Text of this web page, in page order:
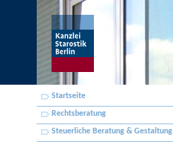
Startseite
Rechtsberatung
Steuerliche Beratung & Gestaltung